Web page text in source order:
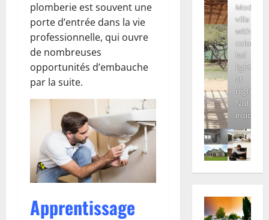
plomberie est souvent une
porte d’entrée dans la vie
professionnelle, qui ouvre
de nombreuses
opportunités d’embauche
par la suite.
Apprentissage
Modern
villa
with
colored
led
lights
at
night.
Nobody
inside